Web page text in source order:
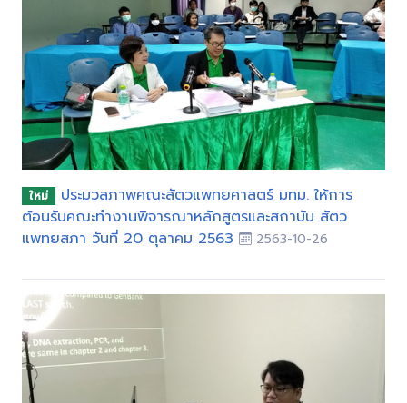
ใหม่
ประมวลภาพคณะสัตวแพทยศาสตร์ มทม. ให้การ
ต้อนรับคณะทำงานพิจารณาหลักสูตรและสถาบัน สัตว
แพทยสภา วันที่ 20 ตุลาคม 2563
2563-10-26